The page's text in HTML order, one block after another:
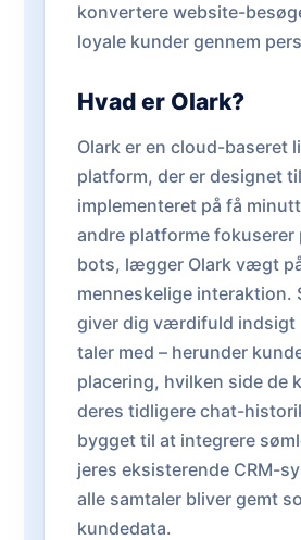
konvertere website-
loyale kunder gennem
Hvad er Olark?
Olark er en cloud-baseret
platform, der er designet
implementeret på få
andre platforme fokuserer
bots, lægger Olark vægt
menneskelige interaktion.
giver dig værdifuld indsigt
taler med – herunder
placering, hvilken side de
deres tidligere chat-
bygget til at integrere
jeres eksisterende CRM-
alle samtaler bliver gemt
kundedata.